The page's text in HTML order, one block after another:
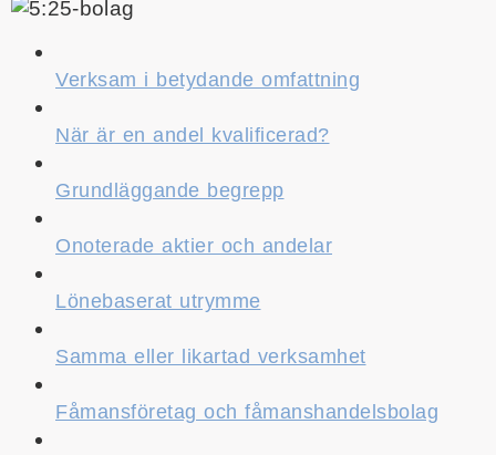
Verksam i betydande omfattning
När är en andel kvalificerad?
Grundläggande begrepp
Onoterade aktier och andelar
Lönebaserat utrymme
Samma eller likartad verksamhet
Fåmansföretag och fåmanshandelsbolag